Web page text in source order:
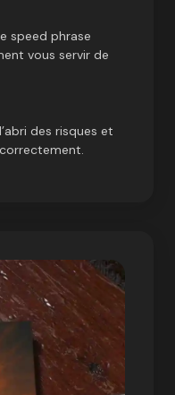
speed phrase
vous servir de
des risques et